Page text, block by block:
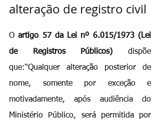
alteração de registro civil
O artigo 57 da Lei nº 6.015/1973 (Lei
de Registros Públicos) dispõe
que:“Qualquer alteração posterior de
nome, somente por exceção e
motivadamente, após audiência do
Ministério Público, será permitida por